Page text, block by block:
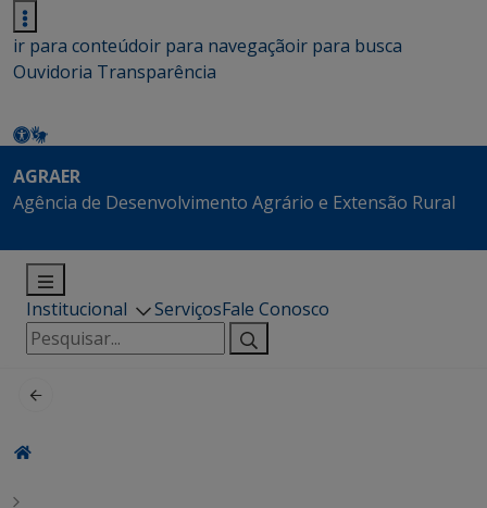
ir para conteúdoir para navegaçãoir para busca
Ouvidoria Transparência
AGRAER
Agência de Desenvolvimento Agrário e Extensão Rural
Institucional ServiçosFale Conosco
Pesquisar
por: